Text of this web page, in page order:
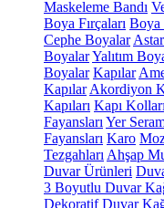
Maskeleme Bandı
Boya Fırçaları Boya
Cephe Boyalar
BoyalarYalıtım
Boyalar Kapılar
Kapılar Akordiyon
Kapıları Kapı Kolları
Fayansları Yer
Fayansları Karo
Tezgahları Ahşap
Duvar Ürünleri
3 Boyutlu Duvar
Dekoratif Duvar